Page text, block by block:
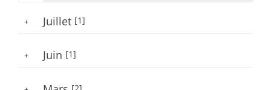
+ Juillet [1]
+ Juin [1]